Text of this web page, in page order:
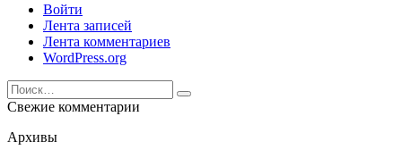
Войти
Лента записей
Лента комментариев
WordPress.org
Search
for:
Свежие комментарии
Архивы